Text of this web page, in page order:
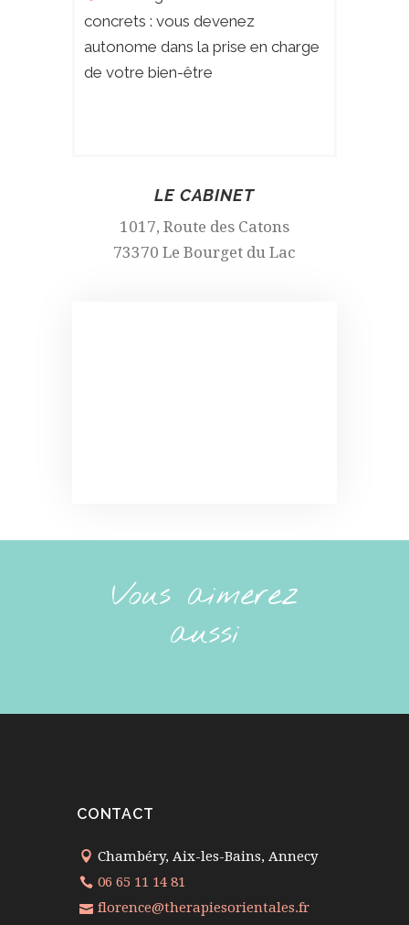
concrets : vous devenez
autonome dans la prise en charge
de votre bien-être
LE CABINET
1017, Route des Catons
73370 Le Bourget du Lac
Vous aimerez
aussi
CONTACT
Chambéry, Aix-les-Bains, Annecy
06 65 11 14 81
florence@therapiesorientales.fr